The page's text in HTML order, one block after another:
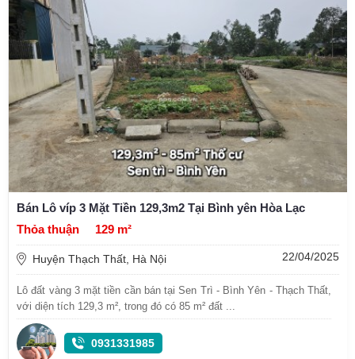
Bán Lô víp 3 Mặt Tiền 129,3m2 Tại Bình yên Hòa Lạc
Thỏa thuận
129 m²
Huyện Thạch Thất, Hà Nội 22/04/2025
Lô đất vàng 3 mặt tiền cần bán tại Sen Trì - Bình Yên - Thạch Thất,
với diện tích 129,3 m², trong đó có 85 m² đất ...
0931331985